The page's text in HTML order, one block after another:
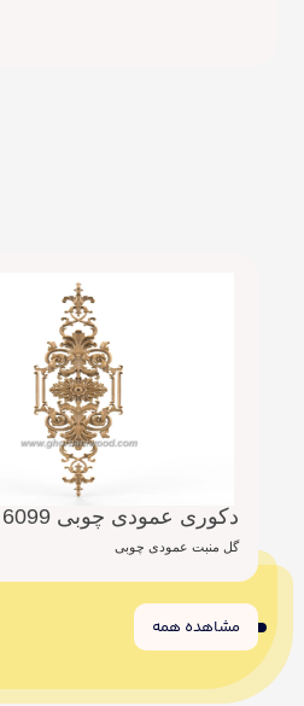
دکوری عمودی چوبی 6099
گل منبت عمودی چوبی
1
2
3مشاهده همه